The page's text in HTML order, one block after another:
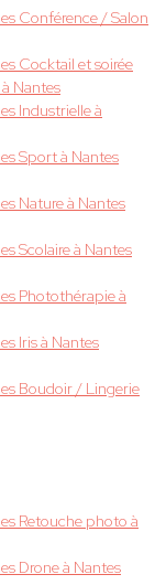
Conférence / Salon
Cocktail et soirée
Nantes
Industrielle à
Sport à Nantes
Nature à Nantes
Scolaire à Nantes
Photothérapie à
Iris à Nantes
Boudoir / Lingerie
Retouche photo à
Drone à Nantes